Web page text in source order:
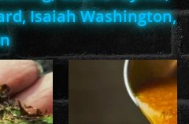
Isaiah Washington,